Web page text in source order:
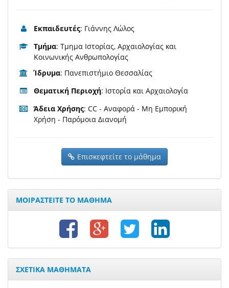
Εκπαιδευτές: Γιάννης Λώλος
Τμήμα: Τμημα Ιστορίας, Αρχαιολογίας και
Κοινωνικής Ανθρωπολογίας
Ίδρυμα: Πανεπιστήμιο Θεσσαλίας
Θεματική Περιοχή: Ιστορία και Αρχαιολογία
Άδεια Χρήσης: CC - Αναφορά - Μη Εμπορική
Χρήση - Παρόμοια Διανομή
Επισκεφτείτε το μάθημα
ΜΟΙΡΑΣΤΕΙΤΕ ΤΟ ΜΑΘΗΜΑ
ΣΧΕΤΙΚΑ ΜΑΘΗΜΑΤΑ